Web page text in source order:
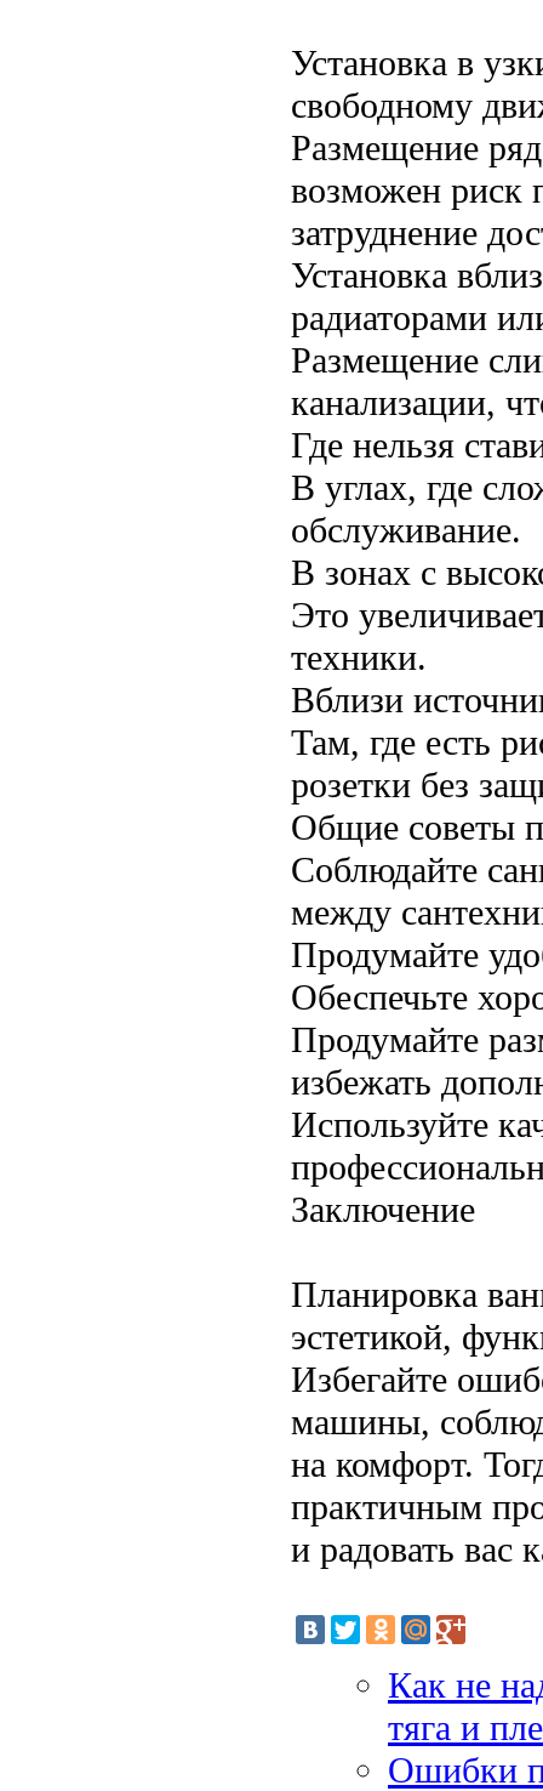
Установка в
свободному
Размещение
возможен риск
затруднение
Установка
радиаторами
Размещение
канализации,
Где нельзя
В углах, где
обслуживание.
В зонах с
Это
техники.
Вблизи
Там, где есть
розетки без
Общие советы
Соблюдайте
между
Продумайте
Обеспечьте
Продумайте
избежать
Используйте
Заключение
Планировка
эстетикой,
Избегайте
машины,
на комфорт.
практичным
и радовать вас
Как не
тяга и
Ошибки